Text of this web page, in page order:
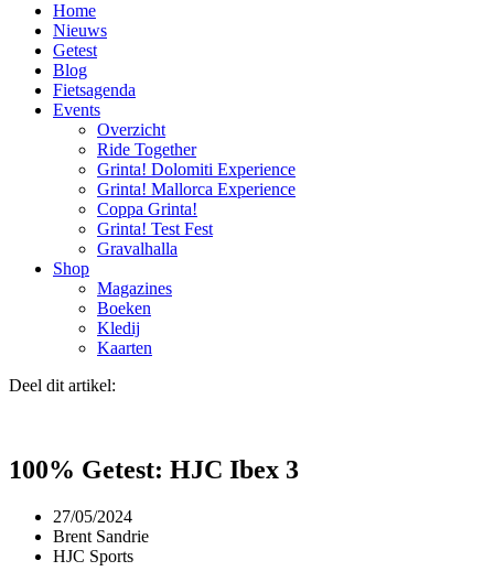
Home
Nieuws
Getest
Blog
Fietsagenda
Events
Overzicht
Ride Together
Grinta! Dolomiti Experience
Grinta! Mallorca Experience
Coppa Grinta!
Grinta! Test Fest
Gravalhalla
Shop
Magazines
Boeken
Kledij
Kaarten
Deel dit artikel:
100% Getest: HJC Ibex 3
27/05/2024
Brent Sandrie
HJC Sports